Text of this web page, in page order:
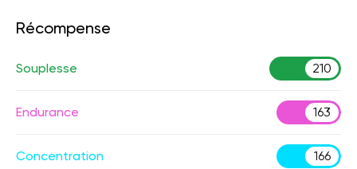
Récompense
Souplesse 210
Endurance 163
Concentration 166